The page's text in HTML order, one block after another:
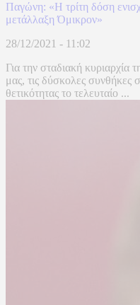
Παγώνη: «Η τρίτη δόση
μετάλλαξη Όμικρον»
28/12/2021 - 11:02
Για την σταδιακή
μας, τις δύσκολες συνθήκες
θετικότητας το τελευταίο ...